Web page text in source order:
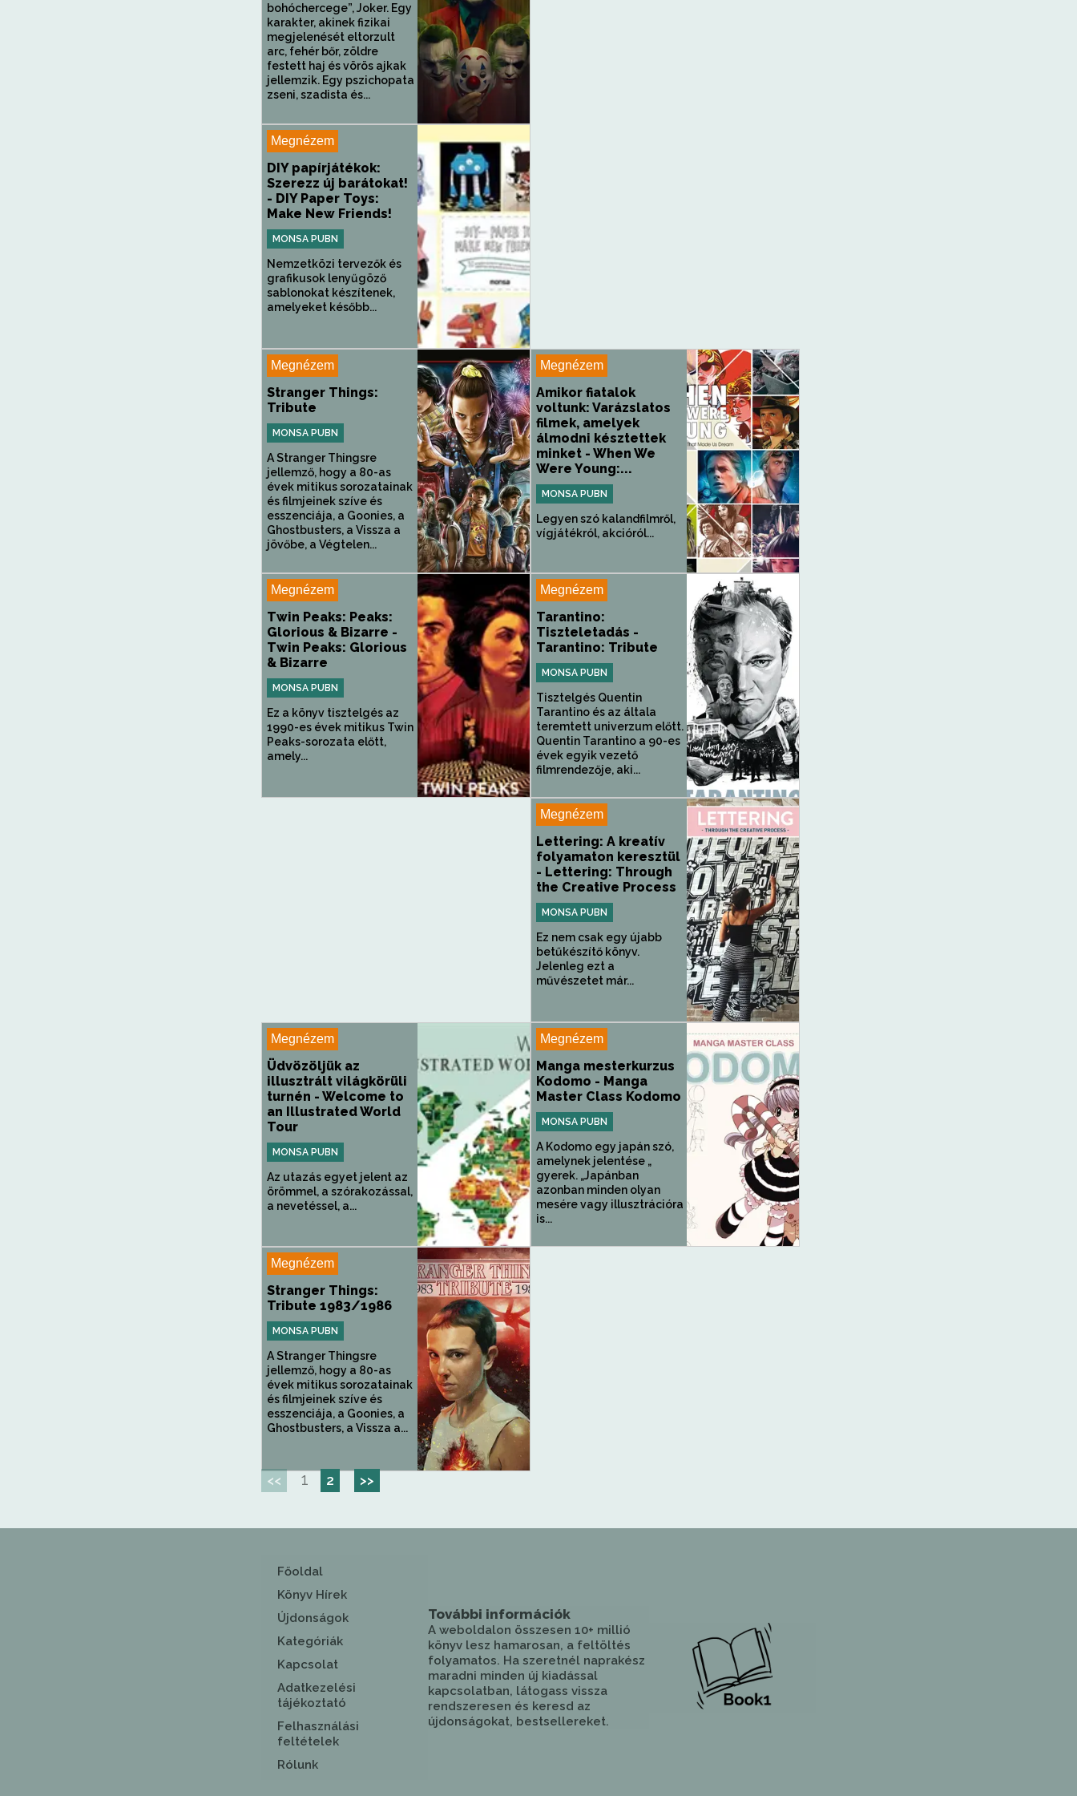
bohóchercege”, Joker. Egy
karakter, akinek fizikai
megjelenését eltorzult
arc, fehér bőr, zöldre
festett haj és vörös ajkak
jellemzik. Egy pszichopata
zseni, szadista és...
Megnézem
DIY papírjátékok:
Szerezz új barátokat!
- DIY Paper Toys:
Make New Friends!
MONSA PUBN
Nemzetközi tervezők és
grafikusok lenyűgöző
sablonokat készítenek,
amelyeket később...
Megnézem
Stranger Things:
Tribute
MONSA PUBN
A Stranger Thingsre
jellemző, hogy a 80-as
évek mitikus sorozatainak
és filmjeinek szíve és
esszenciája, a Goonies, a
Ghostbusters, a Vissza a
jövőbe, a Végtelen...
Megnézem
Amikor fiatalok
voltunk: Varázslatos
filmek, amelyek
álmodni késztettek
minket - When We
Were Young:...
MONSA PUBN
Legyen szó kalandfilmről,
vígjátékról, akcióról...
Megnézem
Twin Peaks: Peaks:
Glorious & Bizarre -
Twin Peaks: Glorious
& Bizarre
MONSA PUBN
Ez a könyv tisztelgés az
1990-es évek mitikus Twin
Peaks-sorozata előtt,
amely...
Megnézem
Tarantino:
Tiszteletadás -
Tarantino: Tribute
MONSA PUBN
Tisztelgés Quentin
Tarantino és az általa
teremtett univerzum előtt.
Quentin Tarantino a 90-es
évek egyik vezető
filmrendezője, aki...
Megnézem
Lettering: A kreatív
folyamaton keresztül
- Lettering: Through
the Creative Process
MONSA PUBN
Ez nem csak egy újabb
betűkészítő könyv.
Jelenleg ezt a
művészetet már...
Megnézem
Üdvözöljük az
illusztrált világkörüli
turnén - Welcome to
an Illustrated World
Tour
MONSA PUBN
Az utazás egyet jelent az
örömmel, a szórakozással,
a nevetéssel, a...
Megnézem
Manga mesterkurzus
Kodomo - Manga
Master Class Kodomo
MONSA PUBN
A Kodomo egy japán szó,
amelynek jelentése „
gyerek. „Japánban
azonban minden olyan
mesére vagy illusztrációra
is...
Megnézem
Stranger Things:
Tribute 1983/1986
MONSA PUBN
A Stranger Thingsre
jellemző, hogy a 80-as
évek mitikus sorozatainak
és filmjeinek szíve és
esszenciája, a Goonies, a
Ghostbusters, a Vissza a...
<< 1 2 >>
Főoldal
Könyv Hírek
Újdonságok
Kategóriák
Kapcsolat
Adatkezelési
tájékoztató
Felhasználási
feltételek
Rólunk
További információk
A weboldalon összesen 10+ millió
könyv lesz hamarosan, a feltöltés
folyamatos. Ha szeretnél naprakész
maradni minden új kiadással
kapcsolatban, látogass vissza
rendszeresen és keresd az
újdonságokat, bestsellereket.